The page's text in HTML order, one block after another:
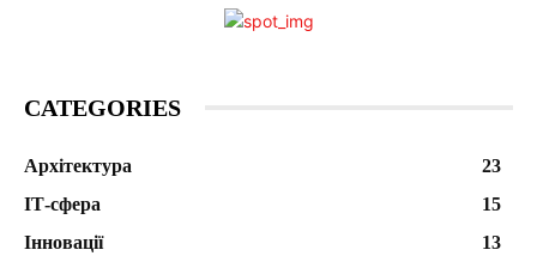
CATEGORIES
Архітектура
23
ІТ-сфера
15
Інновації
13